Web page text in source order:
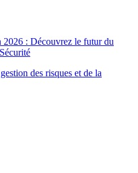
: Découvrez le futur du
des risques et de la